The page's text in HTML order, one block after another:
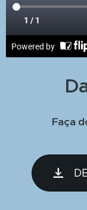
Faça